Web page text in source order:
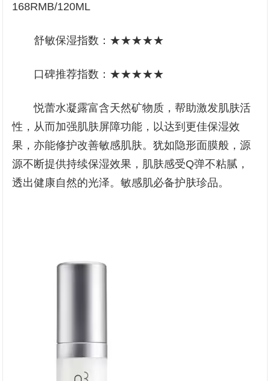
168RMB/120ML
舒敏保湿指数：★★★★★
口碑推荐指数：★★★★★
悦蕾水凝露富含天然矿物质，帮助激发肌肤活
性，从而加强肌肤屏障功能，以达到更佳保湿效
果，亦能修护改善敏感肌肤。犹如隐形面膜般，源
源不断提供持续保湿效果，肌肤感受Q弹不粘腻，
透出健康自然的光泽。敏感肌必备护肤珍品。